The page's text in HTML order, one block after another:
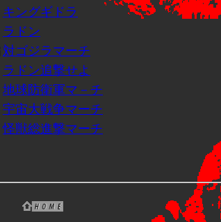
キングギドラ
ラドン
対ゴジラマーチ
ラドン追撃せよ
地球防衛軍マ－チ
宇宙大戦争マーチ
怪獣総進撃マーチ